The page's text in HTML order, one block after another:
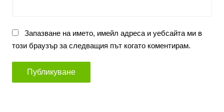
Запазване на името, имейл адреса и уебсайта ми в
този браузър за следващия път когато коментирам.